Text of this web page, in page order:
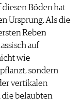
Böden hat
Ursprung. Als die
Reben
auf
wie
sondern
vertikalen
die belaubten